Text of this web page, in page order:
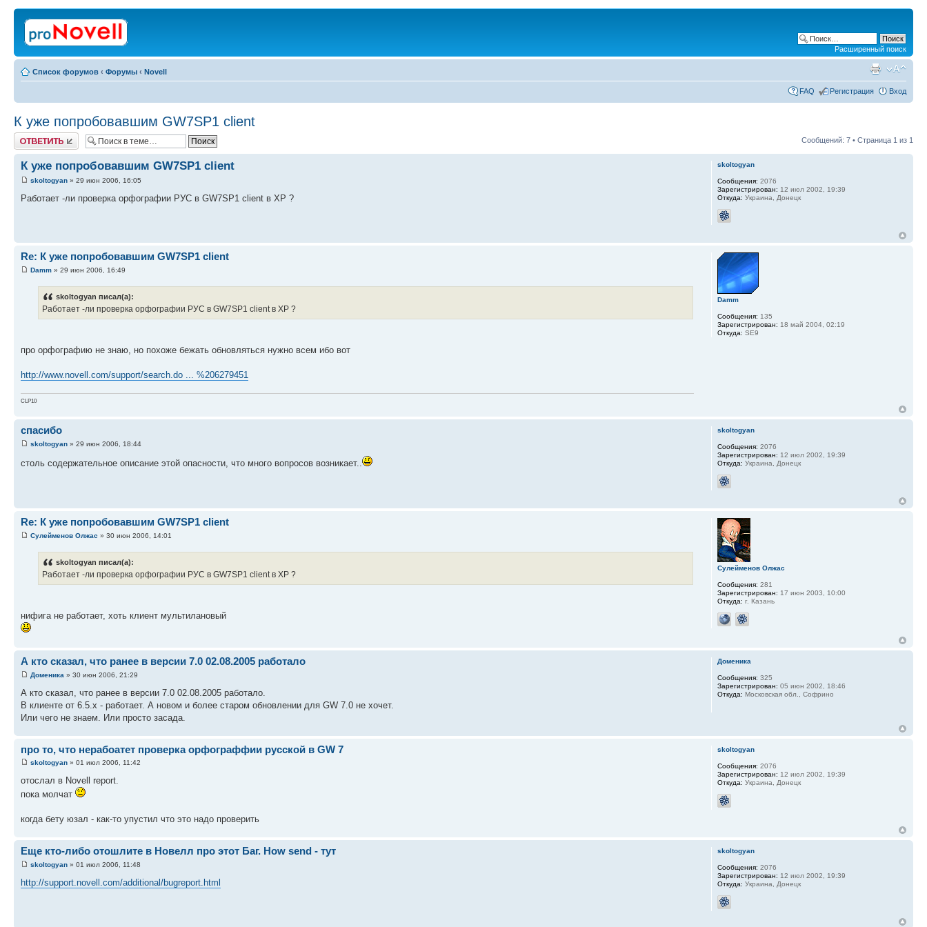
Расширенный поиск
Список форумов ‹ Форумы ‹ Novell
FAQ Регистрация Вход
К уже попробовавшим GW7SP1 client
Ответить Сообщений: 7 • Страница 1 из 1
К уже попробовавшим GW7SP1 client
skoltogyan » 29 июн 2006, 16:05
Работает -ли проверка орфографии РУС в GW7SP1 client в XP ?
skoltogyan
Сообщения: 2076
Зарегистрирован: 12 июл 2002, 19:39
Откуда: Украина, Донецк
Re: К уже попробовавшим GW7SP1 client
Damm » 29 июн 2006, 16:49
skoltogyan писал(а):
Работает -ли проверка орфографии РУС в GW7SP1 client в XP ?
про орфографию не знаю, но похоже бежать обновляться нужно всем ибо вот
http://www.novell.com/support/search.do ... %206279451
CLP10
Damm
Сообщения: 135
Зарегистрирован: 18 май 2004, 02:19
Откуда: SE9
спасибо
skoltogyan » 29 июн 2006, 18:44
столь содержательное описание этой опасности, что много вопросов возникает..
skoltogyan
Сообщения: 2076
Зарегистрирован: 12 июл 2002, 19:39
Откуда: Украина, Донецк
Re: К уже попробовавшим GW7SP1 client
Сулейменов Олжас » 30 июн 2006, 14:01
skoltogyan писал(а):
Работает -ли проверка орфографии РУС в GW7SP1 client в XP ?
нифига не работает, хоть клиент мультилановый
Сулейменов Олжас
Сообщения: 281
Зарегистрирован: 17 июн 2003, 10:00
Откуда: г. Казань
А кто сказал, что ранее в версии 7.0 02.08.2005 работало
Доменика » 30 июн 2006, 21:29
А кто сказал, что ранее в версии 7.0 02.08.2005 работало.
В клиенте от 6.5.х - работает. А новом и более старом обновлении для GW 7.0 не хочет.
Или чего не знаем. Или просто засада.
Доменика
Сообщения: 325
Зарегистрирован: 05 июн 2002, 18:46
Откуда: Московская обл., Софрино
про то, что нерабоатет проверка орфограффии русской в GW 7
skoltogyan » 01 июл 2006, 11:42
отослал в Novell report.
пока молчат
когда бету юзал - как-то упустил что это надо проверить
skoltogyan
Сообщения: 2076
Зарегистрирован: 12 июл 2002, 19:39
Откуда: Украина, Донецк
Еще кто-либо отошлите в Новелл про этот Баг. How send - тут
skoltogyan » 01 июл 2006, 11:48
http://support.novell.com/additional/bugreport.html
skoltogyan
Сообщения: 2076
Зарегистрирован: 12 июл 2002, 19:39
Откуда: Украина, Донецк